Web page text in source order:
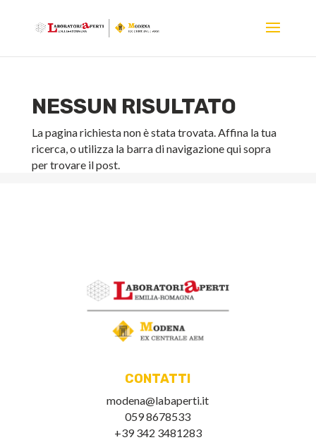
NESSUN RISULTATO
La pagina richiesta non è stata trovata. Affina la tua
ricerca, o utilizza la barra di navigazione qui sopra
per trovare il post.
CONTATTI
modena@labaperti.it
059 8678533
+39 342 3481283